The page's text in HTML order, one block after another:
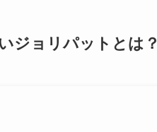
ジョリパットとは？